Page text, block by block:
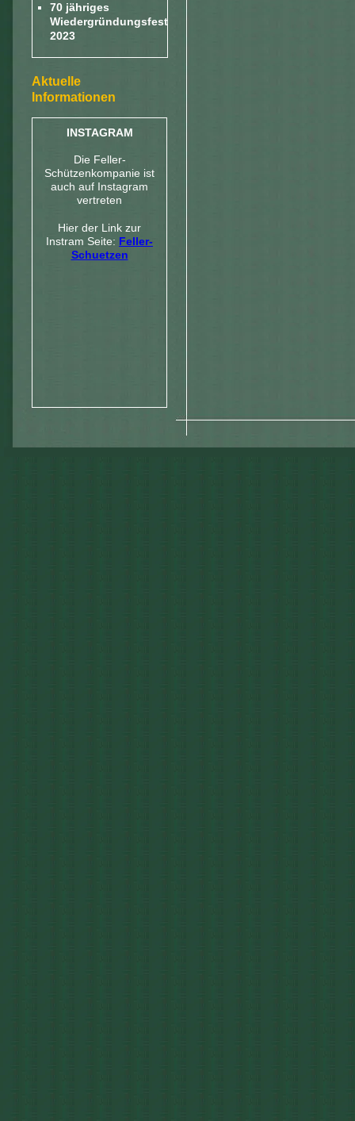
70 jähriges
Wiedergründungsfest
2023
Aktuelle
Informationen
INSTAGRAM
Die Feller-
Schützenkompanie ist
auch auf Instagram
vertreten
Hier der Link zur
Instram Seite: Feller-
Schuetzen